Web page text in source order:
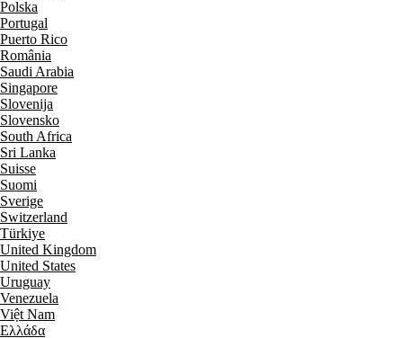
Polska
Portugal
Puerto Rico
România
Saudi Arabia
Singapore
Slovenija
Slovensko
South Africa
Sri Lanka
Suisse
Suomi
Sverige
Switzerland
Türkiye
United Kingdom
United States
Uruguay
Venezuela
Việt Nam
Ελλάδα